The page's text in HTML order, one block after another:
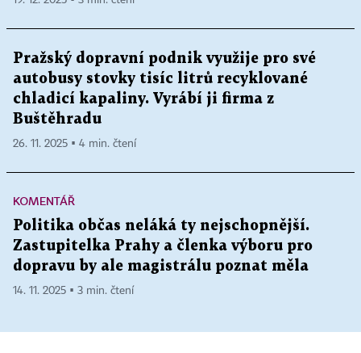
Pražský dopravní podnik využije pro své
autobusy stovky tisíc litrů recyklované
chladicí kapaliny. Vyrábí ji firma z
Buštěhradu
26. 11. 2025 ▪ 4 min. čtení
KOMENTÁŘ
Politika občas neláká ty nejschopnější.
Zastupitelka Prahy a členka výboru pro
dopravu by ale magistrálu poznat měla
14. 11. 2025 ▪ 3 min. čtení